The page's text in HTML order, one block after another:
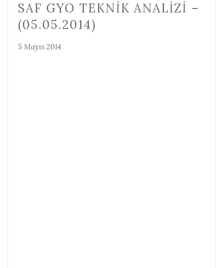
SAF GYO TEKNIK ANALIZI –
(05.05.2014)
5 Mayıs 2014